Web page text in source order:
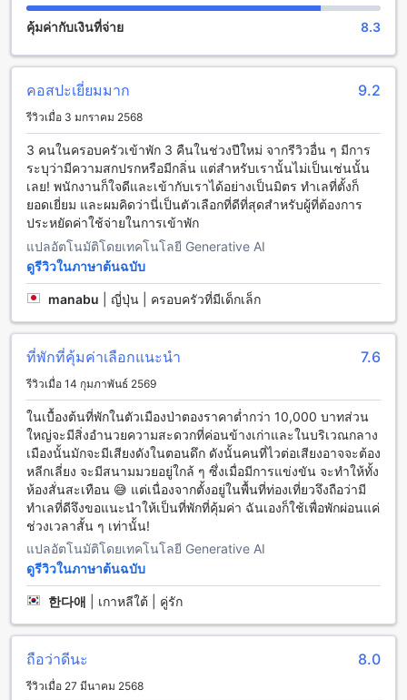
สิ่งอำนวยความสะดวกที่ครบครันเพื่อความสะดวกสบายของคุณ
และปลอดภัยแก่แขกผู้เข้าพัก ด้วยบริการซักรีดและบริการซักแห้ง
ที่สะดวกสบาย เพื่อให้คุณสามารถรักษาความสะอาดและความ
พื้นที่สาธารณะ เพื่อความอุ่นใจในเรื่องความปลอดภัยของ
ทรัพย์สินส่วนตัวของคุณ อีกทั้งยังมี Wi-Fi ฟรีในทุกห้องพักและ
พื้นที่ส่วนกลาง เพื่อให้คุณเชื่อมต่อกับโลกภายนอกได้อย่างไม่มี
สะดุด พร้อมบริการเก็บสัมภาระและทำความสะอาดรายวันเพื่อ
ความสะดวกสบายสูงสุดของแขกผู้เข้าพัก สำหรับผู้ที่ต้องการสูบ
บุหรี่ ทางโรงแรมก็มีพื้นที่สำหรับสูบบุหรี่โดยเฉพาะ และพื้นที่ Wi-
Fi ในพื้นที่สาธารณะช่วยให้คุณสามารถทำกิจกรรมต่าง ๆ ได้อย่าง
สะดวกสบายในทุกช่วงเวลา
สิ่งอำนวยความสะดวกด้านการเดินทางที่ โอเชียน แอนด์ โอเล่ ป่า
ตอง
โรงแรม โอเชียน แอนด์ โอเล่ ป่าตอง ให้ความสะดวกสบายใน
การเดินทางด้วยบริการรับส่งสนามบินที่รวดเร็วและปลอดภัย เพื่อ
ให้แขกของเราสามารถเดินทางถึงที่พักได้อย่างสะดวกสบายทันที
ที่มาถึงภูเก็ต นอกจากนี้ยังมีบริการเช่ารถยนต์ให้เลือกใช้งานตาม
ความต้องการ ไม่ว่าจะเป็นการเดินทางในเมืองหรือท่องเที่ยวใน
สถานที่ต่างๆ รอบเกาะภูเก็ต ที่นี่จึงเป็นจุดเริ่มต้นที่สมบูรณ์แบบ
สำหรับการสำรวจความงามของภูเก็ตอย่างอิสระและสะดวกสบาย
ที่สุด และสำหรับผู้ที่ต้องการความคล่องตัวในทุกจังหวะเวลา
บริการแท็กซี่ก็พร้อมให้บริการตลอด 24 ชั่วโมง เพื่อให้คุณเดินทาง
อย่างง่ายดายและไร้กังวลในทุกโอกาส
สิ่งอำนวยความสะดวกในห้องพักที่ โอเชียน แอนด์ โอเล่ ป่าตอง
สัมผัสความสะดวกสบายในทุกการเข้าพักที่ โอเชียน แอนด์ โอเล่
ป่าตอง ห้องพักของเรามีเครื่องปรับอากาศที่เย็นสบายเพื่อให้คุณ
รู้สึกสดชื่นตลอดวัน พร้อมด้วยทีวีจอแบนพร้อมช่องสัญญาณ
ดาวเทียมและเคเบิลทีวี เพื่อความบันเทิงในช่วงเวลาพักผ่อนของ
ของว่าง เพื่อความสะดวกสบายสูงสุดในทุกโอกาส
ห้องพักของเราได้เตรียมอุปกรณ์อำนวยความสะดวกอย่างครบครัน
คุ้มค่ากับเงินที่จ่าย 8.3
คอสปะเยี่ยมมาก 9.2
รีวิวเมื่อ 3 มกราคม 2568
3 คนในครอบครัวเข้าพัก 3 คืนในช่วงปีใหม่ จากรีวิวอื่น ๆ มีการ
ระบุว่ามีความสกปรกหรือมีกลิ่น แต่สำหรับเรานั้นไม่เป็นเช่นนั้น
เลย! พนักงานก็ใจดีและเข้ากับเราได้อย่างเป็นมิตร ทำเลที่ตั้งก็
ยอดเยี่ยม และผมคิดว่านี่เป็นตัวเลือกที่ดีที่สุดสำหรับผู้ที่ต้องการ
ประหยัดค่าใช้จ่ายในการเข้าพัก
แปลอัตโนมัติโดยเทคโนโลยี Generative AI
ดูรีวิวในภาษาต้นฉบับ
manabu ญี่ปุ่น | ครอบครัวที่มีเด็กเล็ก
ที่พักที่คุ้มค่าเลือกแนะนำ 7.6
รีวิวเมื่อ 14 กุมภาพันธ์ 2569
ในเบื้องต้นที่พักในตัวเมืองป่าตองราคาต่ำกว่า 10,000 บาทส่วน
ใหญ่จะมีสิ่งอำนวยความสะดวกที่ค่อนข้างเก่าและในบริเวณกลาง
เมืองนั้นมักจะมีเสียงดังในตอนดึก ดังนั้นคนที่ไวต่อเสียงอาจจะต้อง
หลีกเลี่ยง จะมีสนามมวยอยู่ใกล้ ๆ ซึ่งเมื่อมีการแข่งขัน จะทำให้ทั้ง
ห้องสั่นสะเทือน 😅 แต่เนื่องจากตั้งอยู่ในพื้นที่ท่องเที่ยวจึงถือว่ามี
ทำเลที่ดีจึงขอแนะนำให้เป็นที่พักที่คุ้มค่า ฉันเองก็ใช้เพื่อพักผ่อนแค่
ช่วงเวลาสั้น ๆ เท่านั้น!
แปลอัตโนมัติโดยเทคโนโลยี Generative AI
ดูรีวิวในภาษาต้นฉบับ
한다애 เกาหลีใต้ | คู่รัก
ถือว่าดีนะ 8.0
รีวิวเมื่อ 27 มีนาคม 2568